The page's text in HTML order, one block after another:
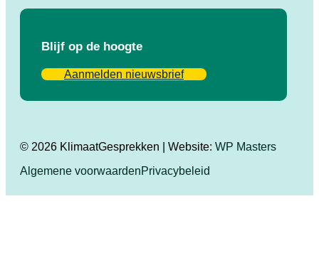
Blijf op de hoogte
Aanmelden nieuwsbrief
© 2026 KlimaatGesprekken | Website: WP Masters
Algemene voorwaardenPrivacybeleid